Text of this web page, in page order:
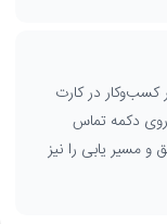
کسب‌وکار در کارت
دکمه تماس
و مسیر یابی را نیز